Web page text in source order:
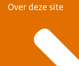
Over deze site